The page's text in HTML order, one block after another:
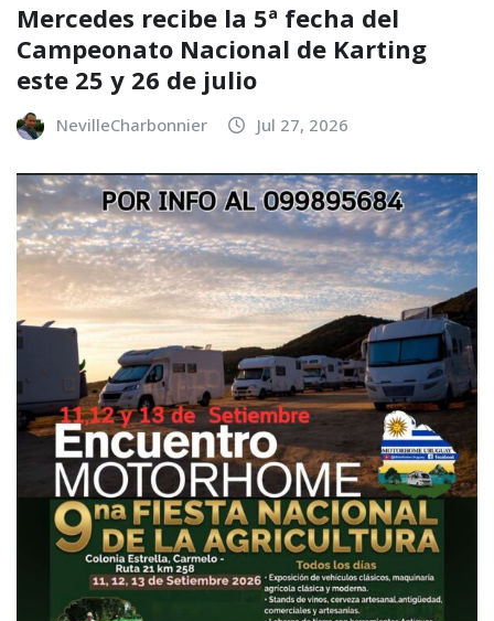
Mercedes recibe la 5ª fecha del
Campeonato Nacional de Karting
este 25 y 26 de julio
NevilleCharbonnier Jul 27, 2026